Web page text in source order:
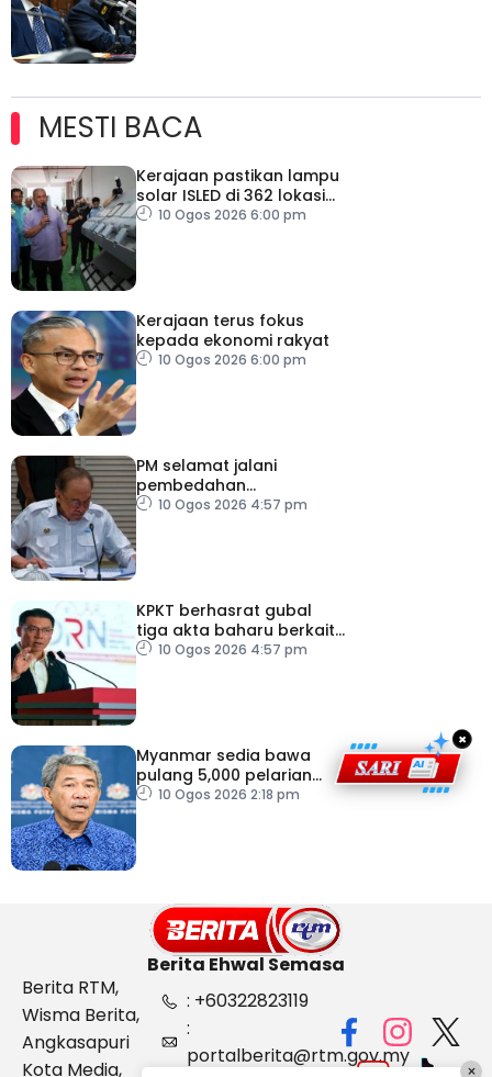
MESTI BACA
Kerajaan pastikan lampu
solar ISLED di 362 lokasi
berkualiti, selamat
10 Ogos 2026 6:00 pm
Kerajaan terus fokus
kepada ekonomi rakyat
10 Ogos 2026 6:00 pm
PM selamat jalani
pembedahan
laparoskopi rawat hernia
10 Ogos 2026 4:57 pm
KPKT berhasrat gubal
tiga akta baharu berkait
perumahan
10 Ogos 2026 4:57 pm
Myanmar sedia bawa
pulang 5,000 pelarian
guna kapal
10 Ogos 2026 2:18 pm
×
Berita Ehwal Semasa
Berita RTM,
Wisma Berita,
Angkasapuri
Kota Media,
: +60322823119
:
portalberita@rtm.gov.my
×